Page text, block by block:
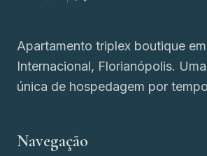
Apartamento triplex boutique
Internacional, Florianópolis.
única de hospedagem por
Navegação